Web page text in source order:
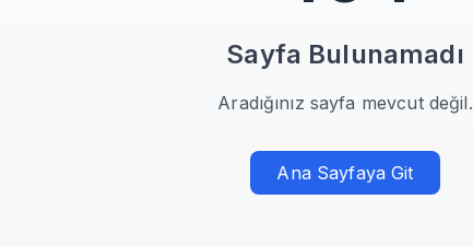
Sayfa Bulunamadı
Aradığınız sayfa mevcut değil.
Ana Sayfaya Git